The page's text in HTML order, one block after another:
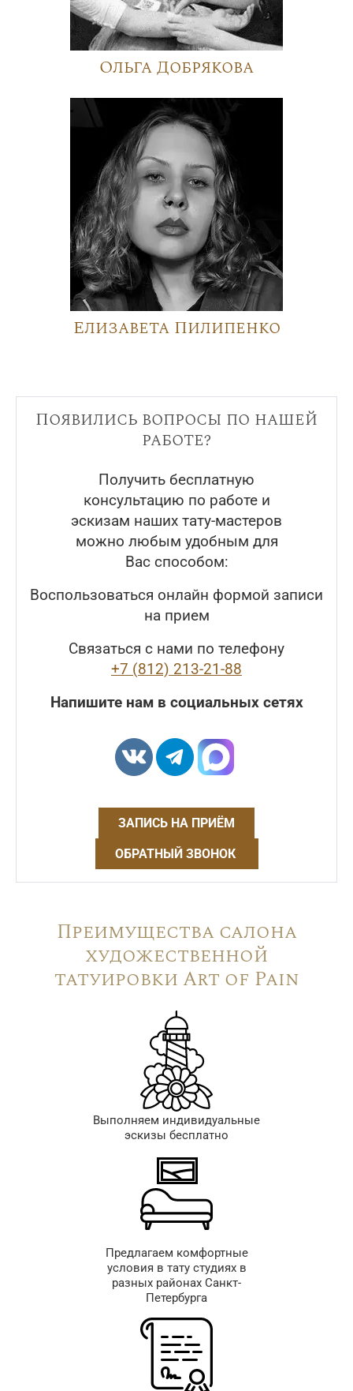
Ольга Добрякова
Елизавета Пилипенко
Появились вопросы по нашей
работе?
Получить бесплатную
консультацию по работе и
эскизам наших тату-мастеров
можно любым удобным для
Вас способом:
Воспользоваться онлайн формой записи
на прием
Связаться с нами по телефону
+7 (812) 213-21-88
Напишите нам в социальных сетях
ЗАПИСЬ НА ПРИЁМ
ОБРАТНЫЙ ЗВОНОК
Преимущества салона
художественной
татуировки Art of Pain
Выполняем индивидуальные
эскизы бесплатно
Предлагаем комфортные
условия в тату студиях в
разных районах Санкт-
Петербурга